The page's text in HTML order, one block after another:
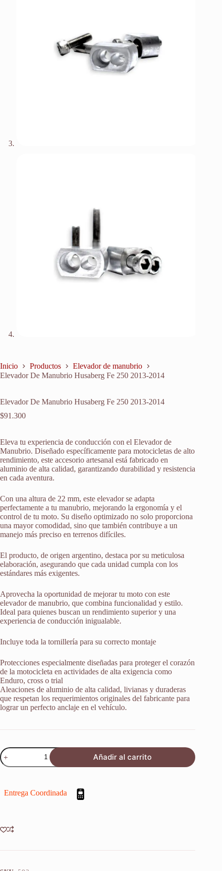
Inicio Productos
Elevador de manubrio
Elevador De Manubrio Husaberg Fe 250 2013-2014
Elevador De Manubrio Husaberg Fe 250 2013-2014
$91.300
Eleva tu experiencia de conducción con el Elevador de
Manubrio. Diseñado específicamente para motocicletas de alto
rendimiento, este accesorio artesanal está fabricado en
aluminio de alta calidad, garantizando durabilidad y resistencia
en cada aventura.
Con una altura de 22 mm, este elevador se adapta
perfectamente a tu manubrio, mejorando la ergonomía y el
control de tu moto. Su diseño optimizado no solo proporciona
una mayor comodidad, sino que también contribuye a un
manejo más preciso en terrenos difíciles.
El producto, de origen argentino, destaca por su meticulosa
elaboración, asegurando que cada unidad cumpla con los
estándares más exigentes.
Aprovecha la oportunidad de mejorar tu moto con este
elevador de manubrio, que combina funcionalidad y estilo.
Ideal para quienes buscan un rendimiento superior y una
experiencia de conducción inigualable.
Incluye toda la tornillería para su correcto montaje
Protecciones especialmente diseñadas para proteger el corazón
de la motocicleta en actividades de alta exigencia como
Enduro, cross o trial
Aleaciones de aluminio de alta calidad, livianas y duraderas
que respetan los requerimientos originales del fabricante para
lograr un perfecto anclaje en el vehículo.
Elevador
De
Manubrio
250
Añadir al carrito
Entrega Coordinada